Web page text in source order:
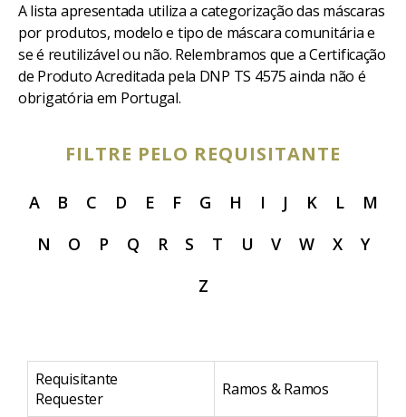
A lista apresentada utiliza a categorização das máscaras
por produtos, modelo e tipo de máscara comunitária e
se é reutilizável ou não. Relembramos que a Certificação
de Produto Acreditada pela DNP TS 4575 ainda não é
obrigatória em Portugal.
FILTRE PELO REQUISITANTE
A B C D E F G H I J K L
M
N
O P Q R S T U V W X
Y
Z
Requisitante
Requester
Ramos & Ramos